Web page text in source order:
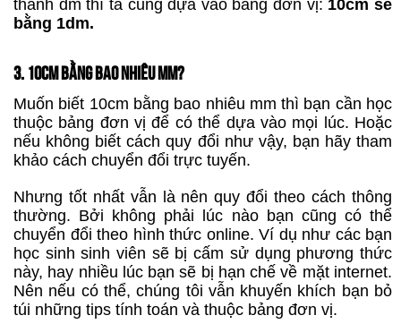
thành dm thì ta cũng dựa vào bảng đơn vị: 10cm sẽ
bằng 1dm.
3. 10CM BẰNG BAO NHIÊU MM?
Muốn biết 10cm bằng bao nhiêu mm thì bạn cần học
thuộc bảng đơn vị để có thể dựa vào mọi lúc. Hoặc
nếu không biết cách quy đổi như vậy, bạn hãy tham
khảo cách chuyển đổi trực tuyến.
Nhưng tốt nhất vẫn là nên quy đổi theo cách thông
thường. Bởi không phải lúc nào bạn cũng có thể
chuyển đổi theo hình thức online. Ví dụ như các bạn
học sinh sinh viên sẽ bị cấm sử dụng phương thức
này, hay nhiều lúc bạn sẽ bị hạn chế về mặt internet.
Nên nếu có thể, chúng tôi vẫn khuyến khích bạn bỏ
túi những tips tính toán và thuộc bảng đơn vị.